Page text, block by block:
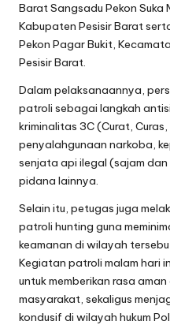
Barat Sangsadu Pekon Suka
Kabupaten Pesisir Barat
Pekon Pagar Bukit,
Pesisir Barat.
Dalam pelaksanaannya,
patroli sebagai langkah
kriminalitas 3C (Curat,
penyalahgunaan narkoba,
senjata api ilegal (sajam
pidana lainnya.
Selain itu, petugas juga
patroli hunting guna
keamanan di wilayah
Kegiatan patroli malam hari
untuk memberikan rasa
masyarakat, sekaligus
kondusif di wilayah hukum